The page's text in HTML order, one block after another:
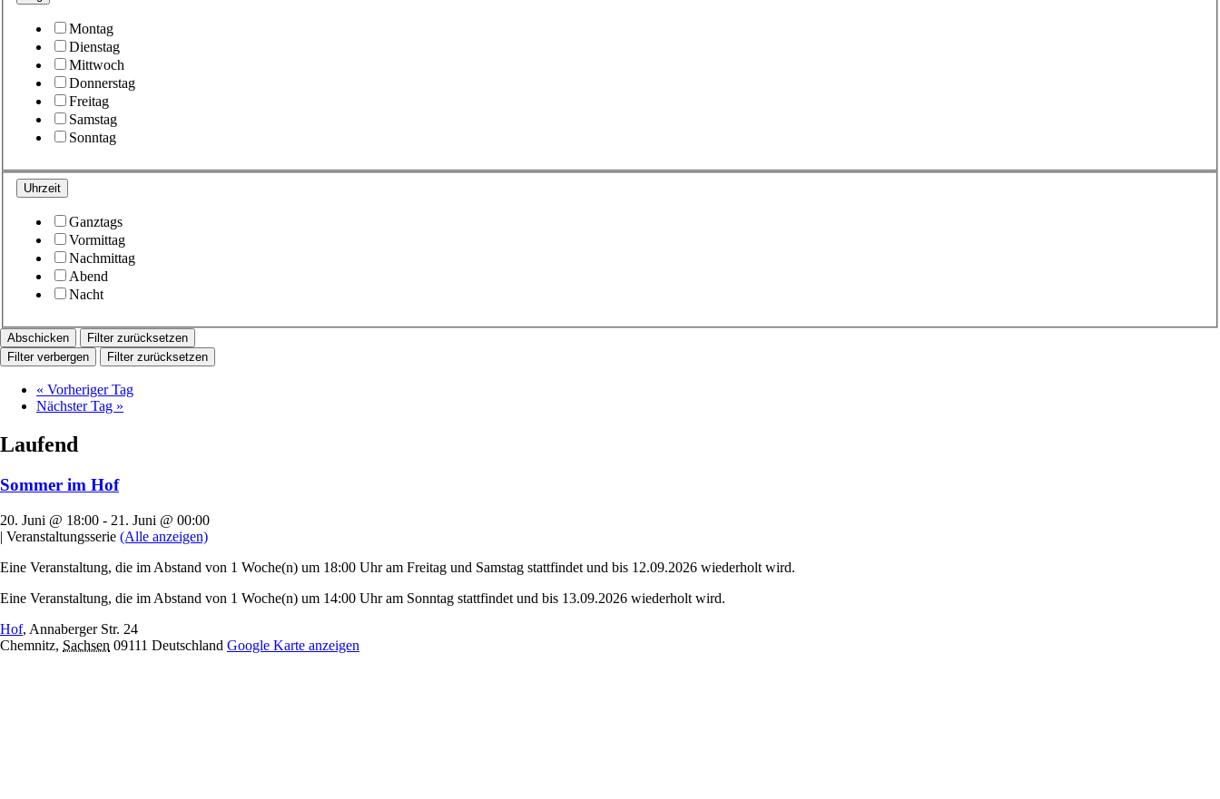
Montag
Dienstag
Mittwoch
Donnerstag
Freitag
Samstag
Sonntag
Uhrzeit
Ganztags
Vormittag
Nachmittag
Abend
Nacht
Filter zurücksetzen
Filter verbergen
Filter zurücksetzen
« Vorheriger Tag
Nächster Tag »
Laufend
Sommer im Hof
20. Juni @ 18:00 - 21. Juni @ 00:00
| Veranstaltungsserie (Alle anzeigen)
Eine Veranstaltung, die im Abstand von 1 Woche(n) um 18:00 Uhr am Freitag und Samstag stattfindet und bis 12.09.2026 wiederholt wird.
Eine Veranstaltung, die im Abstand von 1 Woche(n) um 14:00 Uhr am Sonntag stattfindet und bis 13.09.2026 wiederholt wird.
Hof, Annaberger Str. 24
Chemnitz, Sachsen 09111 Deutschland Google Karte anzeigen